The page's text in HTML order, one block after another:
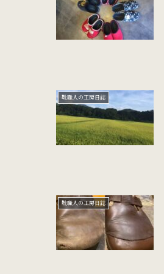
靴職人の工房日誌
靴職人の工房日誌